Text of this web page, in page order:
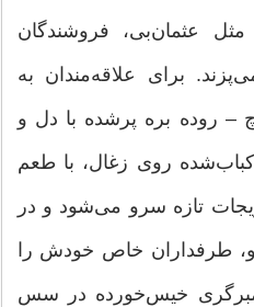
عثمان‌بی، فروشندگان
برای علاقه‌مندان به
– روده بره پرشده با دل و
روی زغال، با طعم
تازه سرو می‌شود و در
طرفداران خاص خودش را
خیس‌خورده در سس